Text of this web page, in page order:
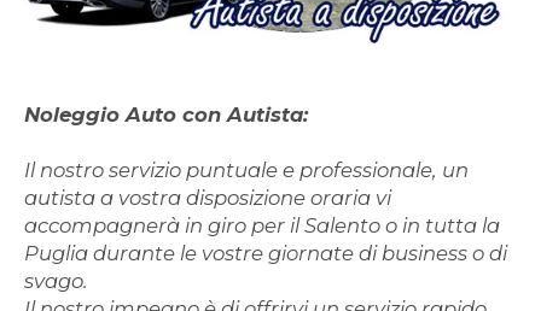
Noleggio Auto con Autista:
Il nostro servizio puntuale e professionale, un
autista a vostra disposizione oraria vi
accompagnerà in giro per il Salento o in tutta la
Puglia durante le vostre giornate di business o di
svago.